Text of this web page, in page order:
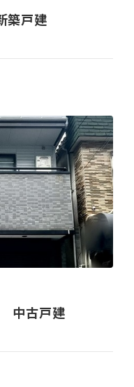
築戸建
中古戸建